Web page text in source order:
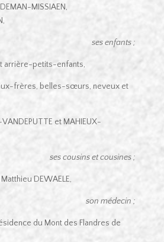
MISSIAEN,
ses enfants ;
arrière-petits-enfants,
frères, belles-sœurs, neveux et
et MAHIEUX-
ses cousins et cousines ;
DEWAELE,
son médecin ;
du Mont des Flandres de